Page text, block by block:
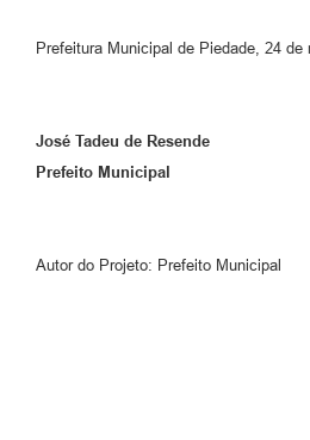
Prefeitura Municipal de Piedade, 24 de
José Tadeu de Resende
Prefeito Municipal
Autor do Projeto: Prefeito Municipal